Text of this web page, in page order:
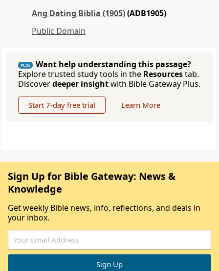
Ang Dating Biblia (1905)(ADB1905)
Public Domain
PLUS
Want help understanding this passage?
Explore trusted study tools in the Resourcestab.
Discoverdeeper insightwith Bible Gateway Plus.
Start 7-day free trial Learn More
Sign Up for Bible Gateway: News &
Knowledge
Get weekly Bible news, info, reflections, and deals in
your inbox.